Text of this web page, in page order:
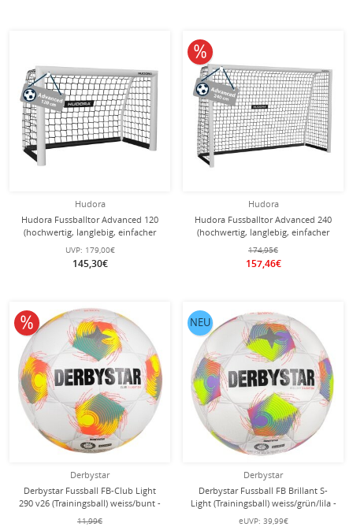
Hudora
Hudora Fussballtor Advanced 120
(hochwertig, langlebig, einfacher
Aufbau) weiss - 120x80x60cm
UVP: 179,00€
145,30€
Hudora
Hudora Fussballtor Advanced 240
(hochwertig, langlebig, einfacher
Aufbau) weiss - 240x160x85cm
174,95€
157,46€
10% reduziert
Derbystar
Derbystar Fussball FB-Club Light
290 v26 (Trainingsball) weiss/bunt -
1 Ball
11,99€
10% reduziert
Derbystar
Derbystar Fussball FB Brillant S-
Light (Trainingsball) weiss/grün/lila -
1 Ball
eUVP: 39,99€
NEU